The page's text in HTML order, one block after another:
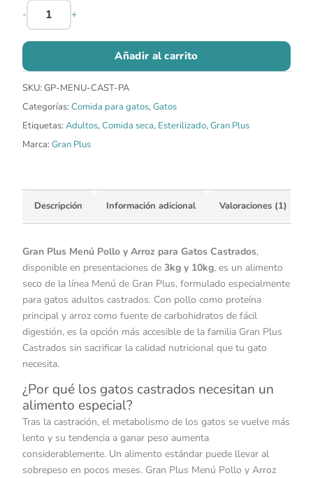
- +
Añadir al carrito
SKU: GP-MENU-CAST-PA
Categorías: Comida para gatos,Gatos
Etiquetas: Adultos,Comida seca, Esterilizado,Gran Plus
Marca: Gran Plus
Descripción Información adicional Valoraciones (1)
Gran Plus Menú Pollo y Arroz para Gatos Castrados,
disponible en presentaciones de 3kg y 10kg, es un alimento
seco de la línea Menú de Gran Plus, formulado especialmente
para gatos adultos castrados. Con pollo como proteína
principal y arroz como fuente de carbohidratos de fácil
digestión, es la opción más accesible de la familia Gran Plus
Castrados sin sacrificar la calidad nutricional que tu gato
necesita.
¿Por qué los gatos castrados necesitan un
alimento especial?
Tras la castración, el metabolismo de los gatos se vuelve más
lento y su tendencia a ganar peso aumenta
considerablemente. Un alimento estándar puede llevar al
sobrepeso en pocos meses. Gran Plus Menú Pollo y Arroz